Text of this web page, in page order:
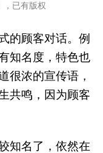
已有版权
的顾客对话。例
知名度，特色也
很浓的宣传语，
共鸣，因为顾客
知名了，依然在